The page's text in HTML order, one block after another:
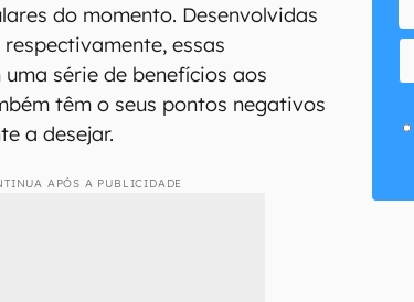
do momento. Desenvolvidas
respectivamente, essas
série de benefícios aos
têm o seus pontos negativos
a desejar.
APÓS A PUBLICIDADE